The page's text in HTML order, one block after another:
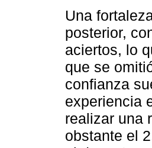
Una
posterior,
aciertos, lo
que se
confianza
experiencia
realizar una
obstante el